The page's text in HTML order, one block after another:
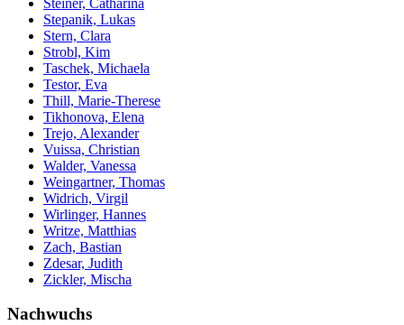
Stepanik, Lukas
Stern, Clara
Strobl, Kim
Taschek, Michaela
Testor, Eva
Thill, Marie-Therese
Tikhonova, Elena
Trejo, Alexander
Vuissa, Christian
Walder, Vanessa
Weingartner, Thomas
Widrich, Virgil
Wirlinger, Hannes
Writze, Matthias
Zach, Bastian
Zdesar, Judith
Zickler, Mischa
Nachwuchs